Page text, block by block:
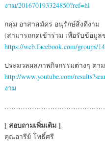
งาม/201670193324850?ref=hl
กลุ่ม อาสาสมัคร อนุรักษ์สิ่งดีงาม
(สามารถกดเข้าร่วม เพื่อรับข้อมู
https://web.facebook.com/groups/
ประมวลผลภาพกิจกรรมต่างๆ ตา
http://www.youtube.com/
งาม
[ สอบถามเพิ่มเติม ]
คุณอารีย์ โพธิ์ศรี